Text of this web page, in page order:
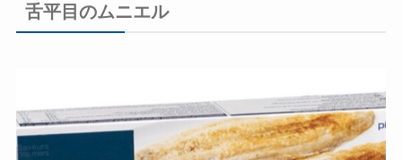
舌平目のムニエル